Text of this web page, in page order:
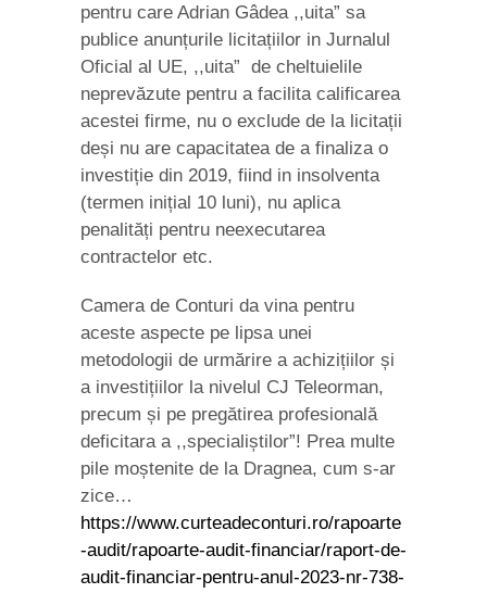
pentru care Adrian Gâdea ,,uita” sa
publice anunțurile licitațiilor in Jurnalul
Oficial al UE, ,,uita” de cheltuielile
neprevăzute pentru a facilita calificarea
acestei firme, nu o exclude de la licitații
deși nu are capacitatea de a finaliza o
investiție din 2019, fiind in insolventa
(termen inițial 10 luni), nu aplica
penalități pentru neexecutarea
contractelor etc.
Camera de Conturi da vina pentru
aceste aspecte pe lipsa unei
metodologii de urmărire a achizițiilor și
a investițiilor la nivelul CJ Teleorman,
precum și pe pregătirea profesională
deficitara a ,,specialiștilor”! Prea multe
pile moștenite de la Dragnea, cum s-ar
zice…
https://www.curteadeconturi.ro/rapoarte
-audit/rapoarte-audit-financiar/raport-de-
audit-financiar-pentru-anul-2023-nr-738-